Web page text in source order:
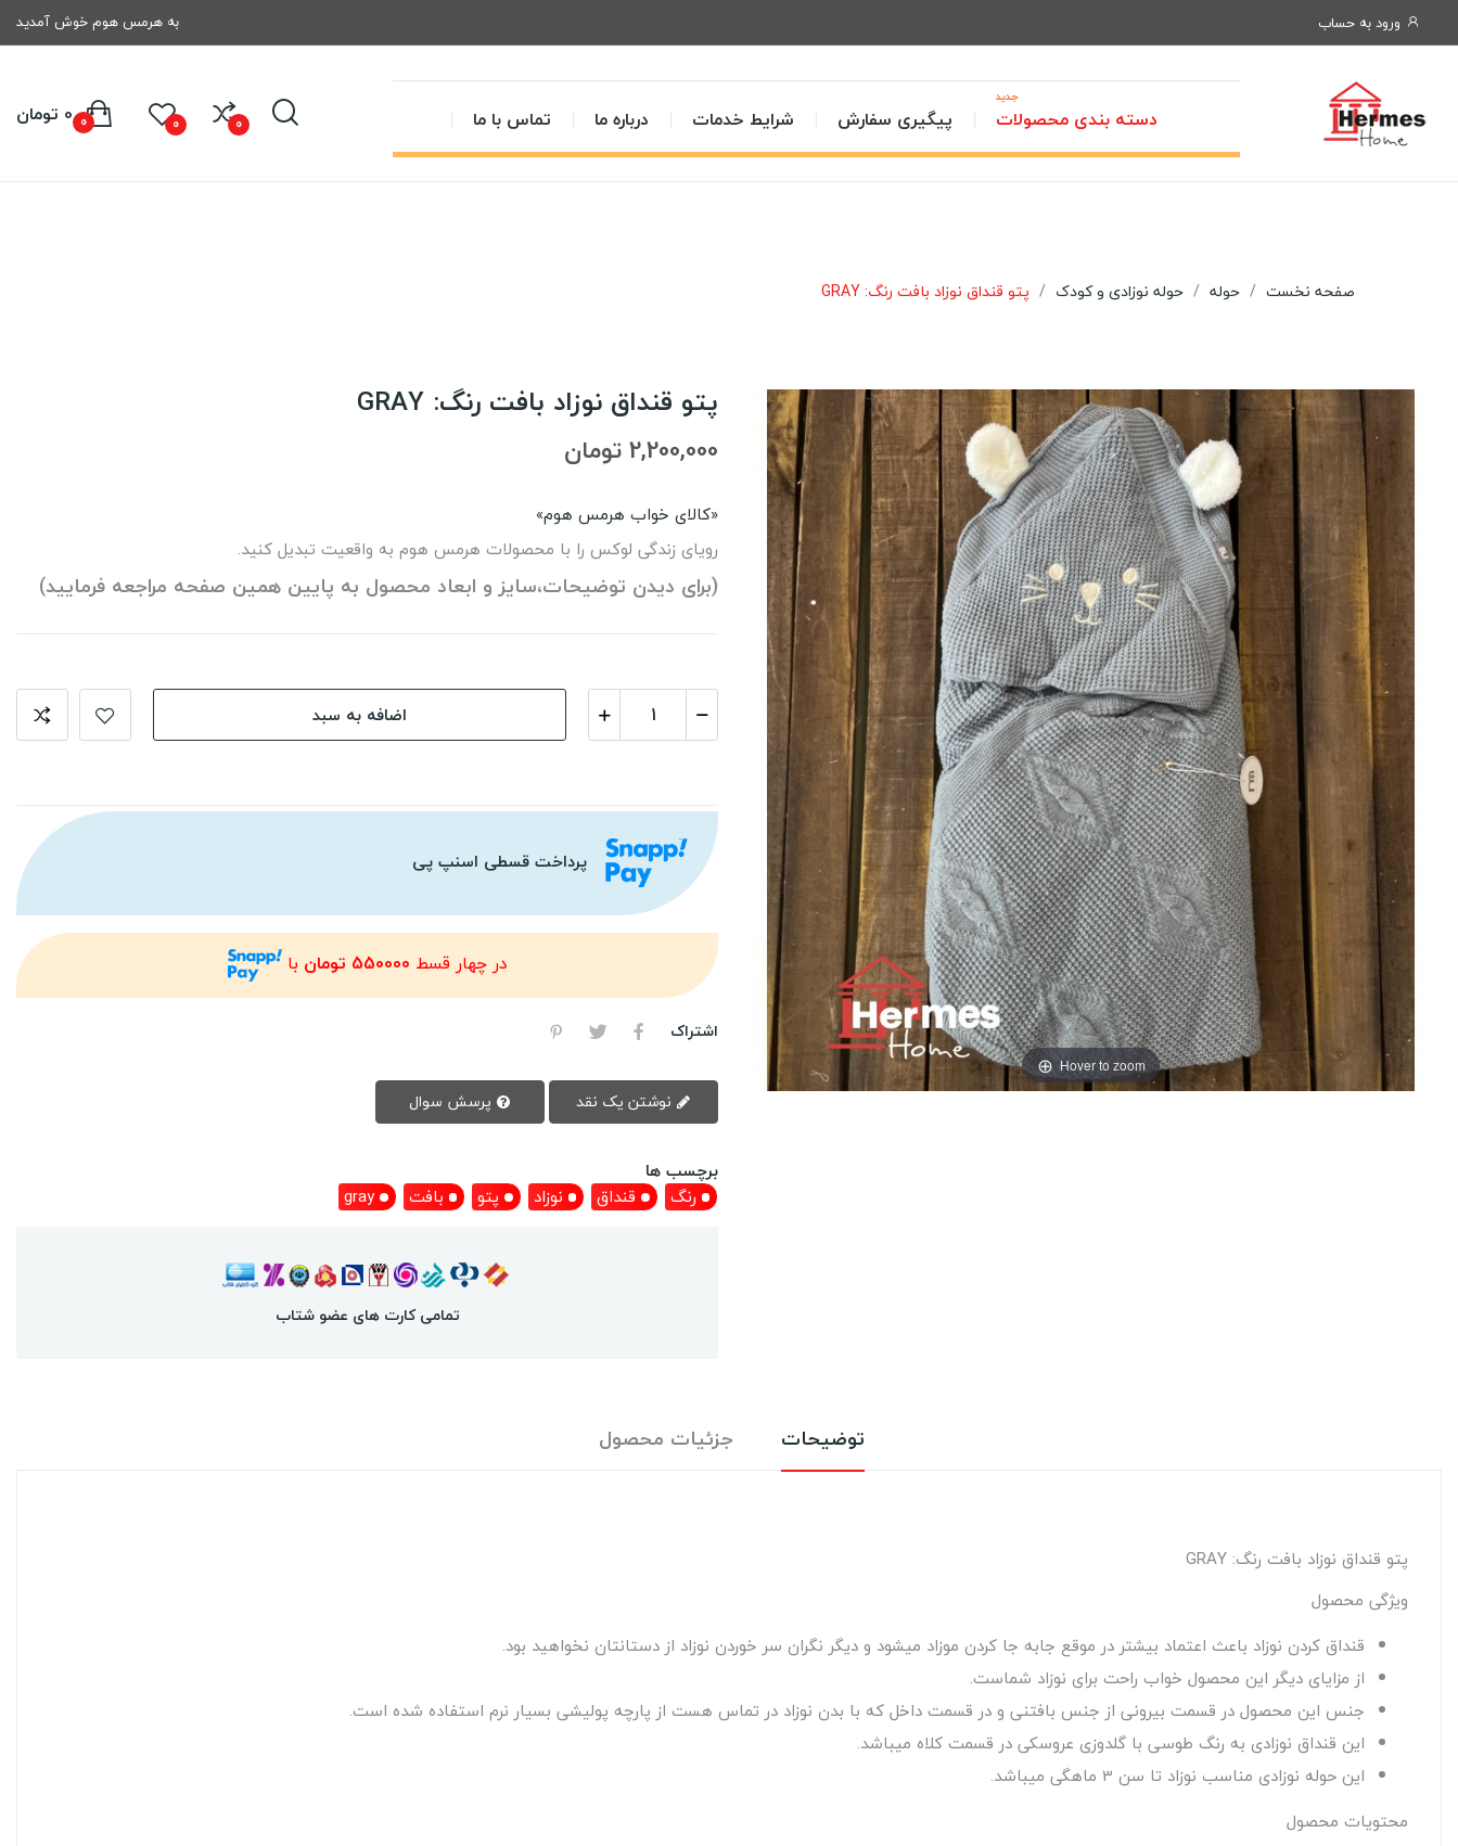
ورود به حساب به هرمس هوم خوش آمدید
دسته بندی محصولات
جدید
پیگیری سفارش شرایط خدمات درباره ما تماس با ما 0
0 0 تومان 0
صفحه نخست حوله حوله نوزادی و کودک پتو قنداق نوزاد بافت رنگ: GRAY
Hover to zoom
پتو قنداق نوزاد بافت رنگ: GRAY
2,200,000 تومان
«کالای خواب هرمس هوم»
رویای زندگی لوکس را با محصولات هرمس هوم به واقعیت تبدیل کنید.
(برای دیدن توضیحات،سایز و ابعاد محصول به پایین همین صفحه مراجعه فرمایید)
اضافه به سبد
پرداخت قسطی اسنپ پی
در چهار قسط 550000 تومان با
اشتراک
برچسب ها
رنگ
قنداق نوزاد پتو بافت gray
تمامی کارت های عضو شتاب
توضیحات جزئیات محصول
پتو قنداق نوزاد بافت رنگ: GRAY
ویژگی محصول
قنداق کردن نوزاد باعث اعتماد بیشتر در موقع جابه جا کردن موزاد میشود و دیگر نگران سر خوردن نوزاد از دستانتان نخواهید بود.
از مزایای دیگر این محصول خواب راحت برای نوزاد شماست.
جنس این محصول در قسمت بیرونی از جنس بافتنی و در قسمت داخل که با بدن نوزاد در تماس هست از پارچه پولیشی بسیار نرم استفاده شده است.
این قنداق نوزادی به رنگ طوسی با گلدوزی عروسکی در قسمت کلاه میباشد.
این حوله نوزادی مناسب نوزاد تا سن 3 ماهگی میباشد.
محتویات محصول